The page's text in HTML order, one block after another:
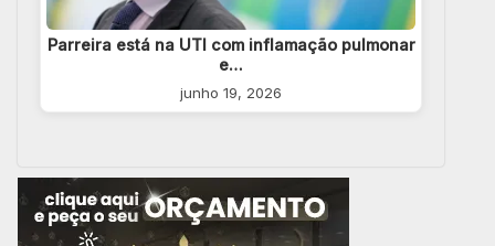
Parreira está na UTI com inflamação pulmonar
e…
junho 19, 2026